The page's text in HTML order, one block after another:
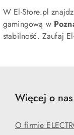
W El-Store.pl
gamingową w
stabilność. Zaufaj
Więcej o nas
O firmie